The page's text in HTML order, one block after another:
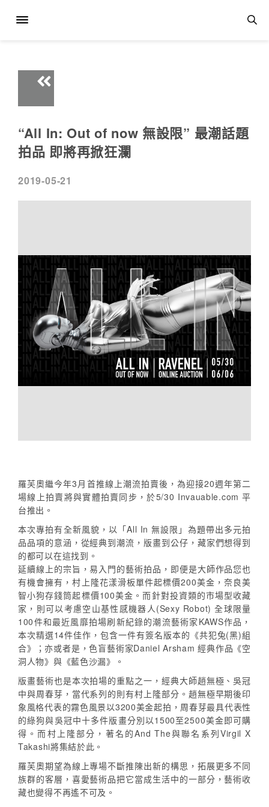
“All In: Out of now 無設限” 最潮話題
拍品 即將再掀狂瀾
2019-05-21
羅芙奧繼今年3月首推線上潮流拍賣後，為迎接20週年第二
場線上拍賣將與實體拍賣同步，於5/30 Invauable.com 平
台推出。
本次專拍有全新風貌，以「All In 無設限」為題帶出多元拍
品品項的意涵，從經典到潮流，版畫到公仔，藏家們想得到
的都可以在這找到。
延續線上的宗旨，易入門的藝術拍品，即便是大師作品您也
有機會擁有，村上隆花漾滑板單件起標價200美金，奈良美
智小狗存錢筒起標價100美金。而針對投資類的市場型收藏
家，則可以考慮空山基性感機器人(Sexy Robot) 全球限量
100件和最近風靡拍場刷新紀錄的潮流藝術家KAWS作品，
本次精選14件佳作，包含一件有簽名版本的《共犯兔(黑)組
合》；亦或者是，色盲藝術家Daniel Arsham 經典作品《空
洞人物》與《藍色沙漏》。
版畫藝術也是本次拍場的重點之一，經典大師趙無極、吳冠
中與周春芽，當代系列的則有村上隆部分。趙無極早期後印
象風格代表的霧色風景以3200美金起拍，周春芽最具代表性
的綠狗與吳冠中十多件版畫分別以1500至2500美金即可購
得。而村上隆部分，著名的And The與聯名系列Virgil X
Takashi將集結於此。
羅芙奧期望為線上專場不斷推陳出新的構思，拓展更多不同
族群的客層，喜愛藝術品把它當成生活中的一部分，藝術收
藏也變得不再遙不可及。